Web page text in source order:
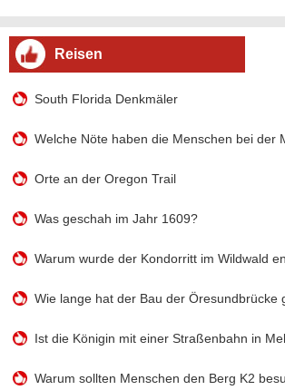
Reisen
South Florida Denkmäler
Welche Nöte haben die Menschen bei der
Orte an der Oregon Trail
Was geschah im Jahr 1609?
Warum wurde der Kondorritt im Wildwald
Wie lange hat der Bau der Öresundbrücke
Ist die Königin mit einer Straßenbahn in
Warum sollten Menschen den Berg K2